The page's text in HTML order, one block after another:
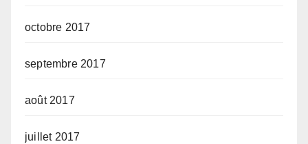
octobre 2017
septembre 2017
août 2017
juillet 2017